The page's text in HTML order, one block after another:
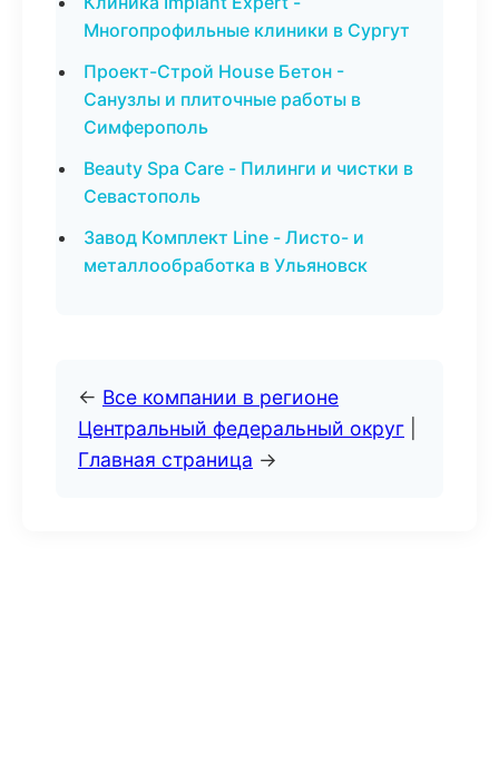
Многопрофильные клиники в Сургут
Проект-Строй House Бетон -
Санузлы и плиточные работы в
Симферополь
Beauty Spa Care - Пилинги и чистки в
Севастополь
Завод Комплект Line - Листо- и
металлообработка в Ульяновск
← Все компании в регионе
Центральный федеральный округ
Главная страница →